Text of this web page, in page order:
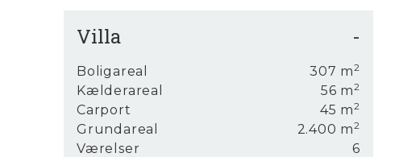
Villa -
Boligareal 307 m2
Kælderareal 56 m2
Carport 45 m2
Grundareal 2.400 m2
Værelser
6